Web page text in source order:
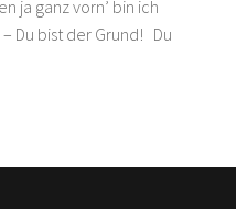
ja ganz vorn’ bin ich
Du bist der Grund! Du